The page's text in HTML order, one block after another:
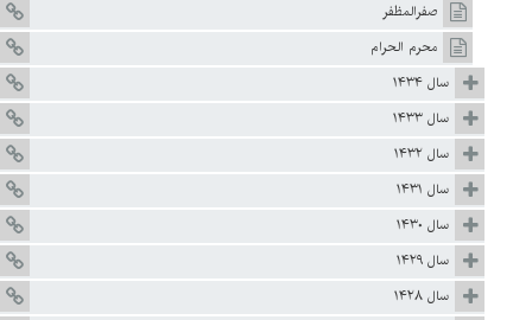
صفرالمظفر
محرم الحرام
سال ۱۴۳۴
سال ۱۴۳۳
سال ۱۴۳۲
سال ۱۴۳۱
سال ۱۴۳۰
سال ۱۴۲۹
سال ۱۴۲۸